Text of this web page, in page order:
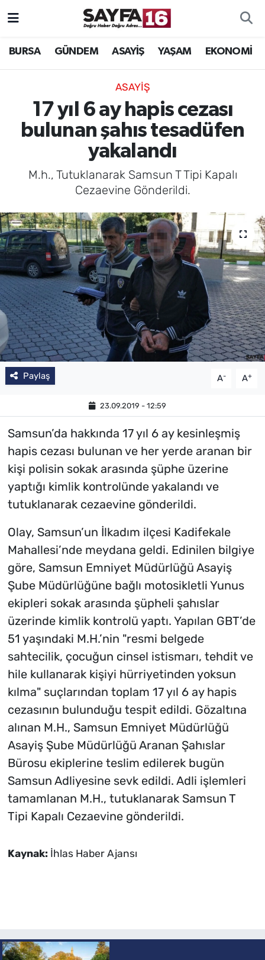
BURSA GÜNDEM ASAYİŞ YAŞAM EKONOMİ
ASAYİŞ
17 yıl 6 ay hapis cezası
bulunan şahıs tesadüfen
yakalandı
M.h., Tutuklanarak Samsun T Tipi Kapalı
Cezaevine Gönderildi.
Paylaş A- A+
23.09.2019 - 12:59
Samsun’da hakkında 17 yıl 6 ay kesinleşmiş
hapis cezası bulunan ve her yerde aranan bir
kişi polisin sokak arasında şüphe üzerine
yaptığı kimlik kontrolünde yakalandı ve
tutuklanarak cezaevine gönderildi.
Olay, Samsun’un İlkadım ilçesi Kadifekale
Mahallesi’nde meydana geldi. Edinilen bilgiye
göre, Samsun Emniyet Müdürlüğü Asayiş
Şube Müdürlüğüne bağlı motosikletli Yunus
ekipleri sokak arasında şüpheli şahıslar
üzerinde kimlik kontrolü yaptı. Yapılan GBT’de
51 yaşındaki M.H.’nin "resmi belgede
sahtecilik, çocuğun cinsel istismarı, tehdit ve
hile kullanarak kişiyi hürriyetinden yoksun
kılma" suçlarından toplam 17 yıl 6 ay hapis
cezasının bulunduğu tespit edildi. Gözaltına
alınan M.H., Samsun Emniyet Müdürlüğü
Asayiş Şube Müdürlüğü Aranan Şahıslar
Bürosu ekiplerine teslim edilerek bugün
Samsun Adliyesine sevk edildi. Adli işlemleri
tamamlanan M.H., tutuklanarak Samsun T
Tipi Kapalı Cezaevine gönderildi.
Kaynak: İhlas Haber Ajansı
ÖZEL HABER
MAGAZİN
BİLİM
TEKNOLOJİ
SPOR
EĞİTİM
SAĞLIK
TV REHBERİ
Hava Durumu
TFF 2.Lig Beyaz Grup Puan Durumu ve Fikstür
Tüm Manşetler
Haber Arşivi